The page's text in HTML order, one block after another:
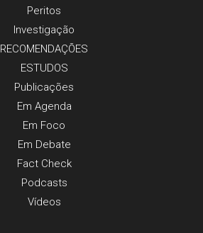
Peritos
Investigaçãо
RECOMENDAÇÕES
ESTUDOS
Publicaçõеs
Em Agenda
Em Foco
Em Debate
Fact Check
Podcasts
Vídeos